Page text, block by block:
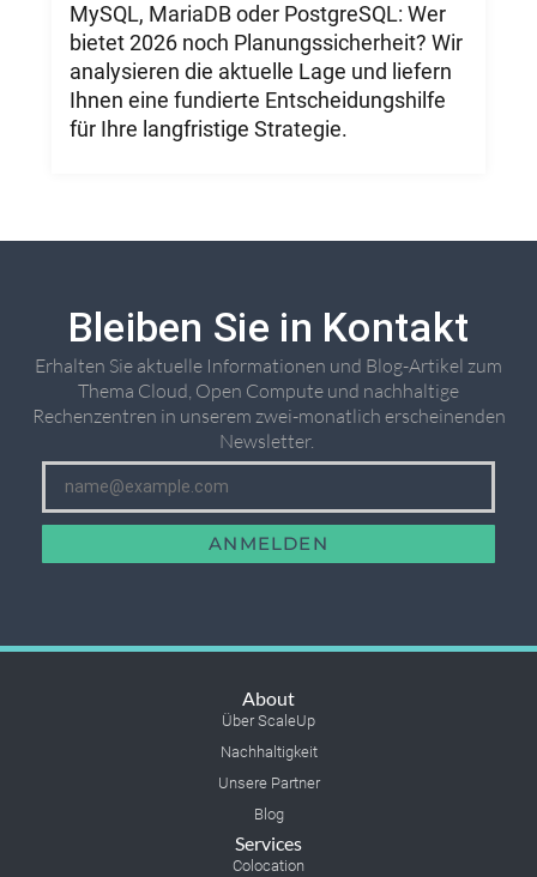
MySQL, MariaDB oder PostgreSQL: Wer
bietet 2026 noch Planungssicherheit? Wir
analysieren die aktuelle Lage und liefern
Ihnen eine fundierte Entscheidungshilfe
für Ihre langfristige Strategie.
Bleiben Sie in Kontakt
Erhalten Sie aktuelle Informationen und Blog-Artikel zum
Thema Cloud, Open Compute und nachhaltige
Rechenzentren in unserem zwei-monatlich erscheinenden
Newsletter. ​
ANMELDEN
About
Über ScaleUp
Nachhaltigkeit
Unsere Partner
Blog
Services
Colocation